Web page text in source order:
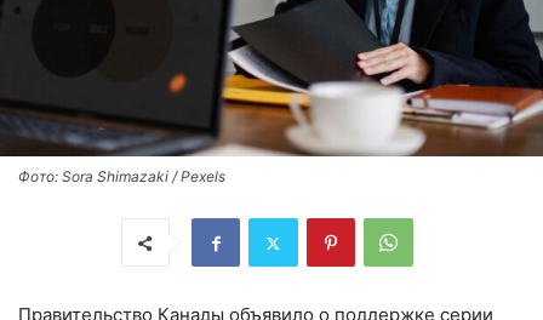
Фото: Sora Shimazaki / Pexels
Правительство Канады объявило о поддержке серии